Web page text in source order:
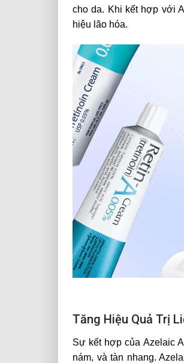
cho da. Khi kết hợp với
hiệu lão hóa.
Tăng Hiệu Quả Trị
Sự kết hợp của Azelaic
nám, và tàn nhang.